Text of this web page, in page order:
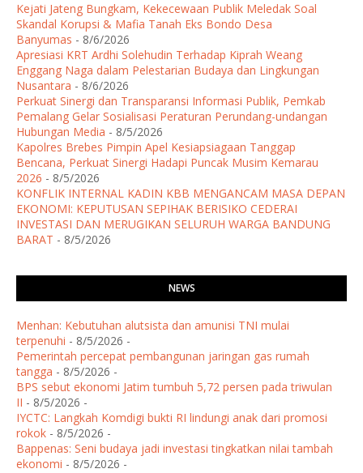
Kejati Jateng Bungkam, Kekecewaan Publik Meledak Soal
Skandal Korupsi & Mafia Tanah Eks Bondo Desa
Banyumas - 8/6/2026
Apresiasi KRT Ardhi Solehudin Terhadap Kiprah Weang
Enggang Naga dalam Pelestarian Budaya dan Lingkungan
Nusantara - 8/6/2026
Perkuat Sinergi dan Transparansi Informasi Publik, Pemkab
Pemalang Gelar Sosialisasi Peraturan Perundang-undangan
Hubungan Media - 8/5/2026
Kapolres Brebes Pimpin Apel Kesiapsiagaan Tanggap
Bencana, Perkuat Sinergi Hadapi Puncak Musim Kemarau
2026 - 8/5/2026
KONFLIK INTERNAL KADIN KBB MENGANCAM MASA DEPAN
EKONOMI: KEPUTUSAN SEPIHAK BERISIKO CEDERAI
INVESTASI DAN MERUGIKAN SELURUH WARGA BANDUNG
BARAT - 8/5/2026
NEWS
Menhan: Kebutuhan alutsista dan amunisi TNI mulai
terpenuhi - 8/5/2026 -
Pemerintah percepat pembangunan jaringan gas rumah
tangga - 8/5/2026 -
BPS sebut ekonomi Jatim tumbuh 5,72 persen pada triwulan
II - 8/5/2026 -
IYCTC: Langkah Komdigi bukti RI lindungi anak dari promosi
rokok - 8/5/2026 -
Bappenas: Seni budaya jadi investasi tingkatkan nilai tambah
ekonomi - 8/5/2026 -